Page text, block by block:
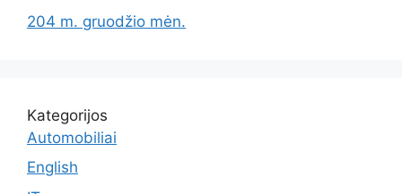
204 m. gruodžio mėn.
Kategorijos
Automobiliai
English